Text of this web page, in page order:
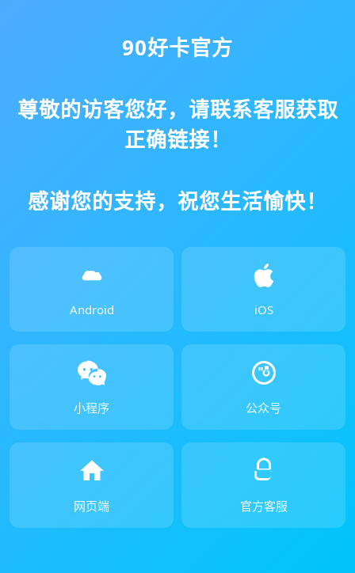
90好卡官方
尊敬的访客您好，请联系客服获取
正确链接！
感谢您的支持，祝您生活愉快！
Android iOS
小程序 公众号
网页端 官方客服